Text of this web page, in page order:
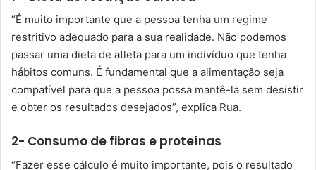
“É muito importante que a pessoa tenha um regime
restritivo adequado para a sua realidade. Não podemos
passar uma dieta de atleta para um indivíduo que tenha
hábitos comuns. É fundamental que a alimentação seja
compatível para que a pessoa possa mantê-la sem desistir
e obter os resultados desejados”, explica Rua.
2- Consumo de fibras e proteínas
“Fazer esse cálculo é muito importante, pois o resultado